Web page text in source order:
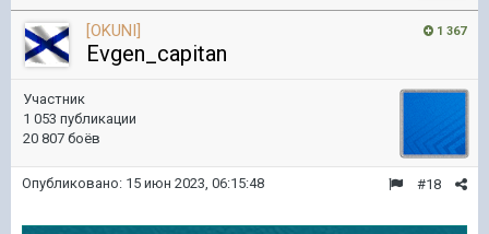
1 367
[OKUNI]
Evgen_capitan
Участник
1 053 публикации
20 807 боёв
#18
Опубликовано: 15 июн 2023, 06:15:48